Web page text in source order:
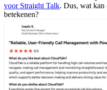
voor Straight Talk. Dus, wat kan
betekenen?